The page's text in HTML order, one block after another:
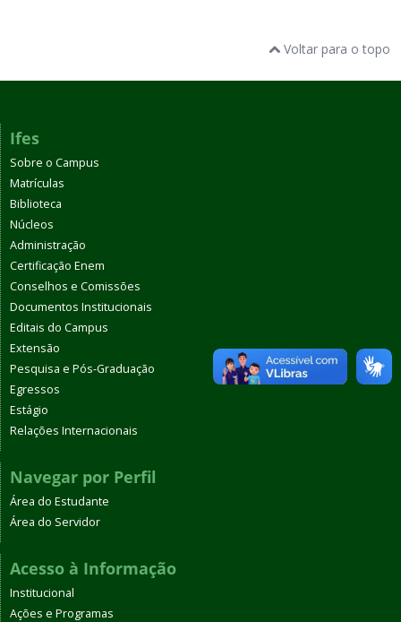
Voltar para o topo
Ifes
Sobre o Campus
Matrículas
Biblioteca
Núcleos
Administração
Certificação Enem
Conselhos e Comissões
Documentos Institucionais
Editais do Campus
Extensão
Pesquisa e Pós-Graduação
Egressos
Estágio
Relações Internacionais
Navegar por Perfil
Área do Estudante
Área do Servidor
Acesso à Informação
Institucional
Ações e Programas